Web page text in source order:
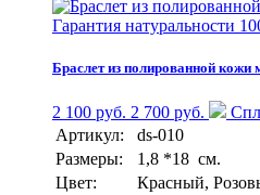
Гарантия натуральности
Браслет из полированной кожи
2 100 руб. 2 700 руб.
Артикул:
ds-010
Размеры:
1,8 *18 см.
Цвет:
Красный,